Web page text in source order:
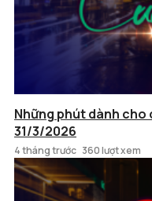
Những phút dành cho
31/3/2026
4 tháng trước 360 lượt xem